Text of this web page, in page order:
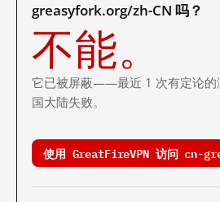
greasyfork.org/zh-CN 吗？
不能。
它已被屏蔽——最近 1 次有定论的
国大陆失败。
使用 GreatFireVPN 访问 cn-